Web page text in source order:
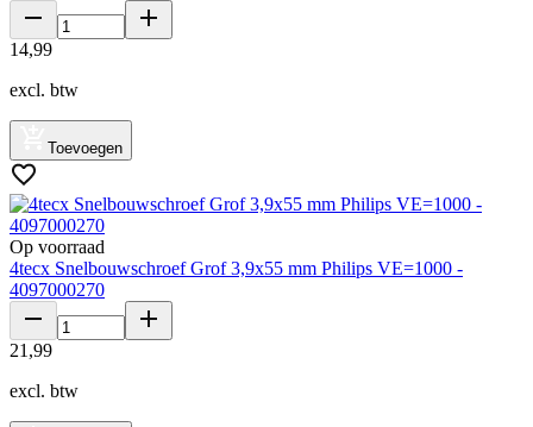
14,99
excl. btw
Toevoegen
Op voorraad
4tecx Snelbouwschroef Grof 3,9x55 mm Philips VE=1000 -
4097000270
21 ,99
excl. btw